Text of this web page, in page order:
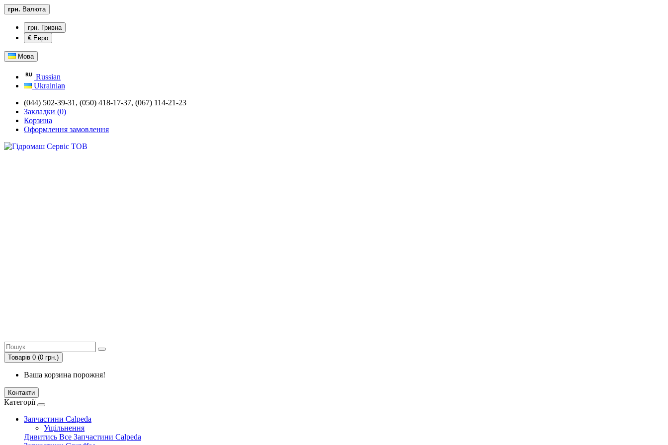
грн. Валюта
грн. Гривна
€ Евро
Мова
Russian
Ukrainian
(044) 502-39-31, (050) 418-17-37, (067) 114-21-23
Закладки (0)
Корзина
Оформлення замовлення
Товарів 0 (0 грн.)
Ваша корзина порожня!
Контакти
Категорії
Запчастини Calpeda
Ущільнення
Дивитись Все Запчастини Calpeda